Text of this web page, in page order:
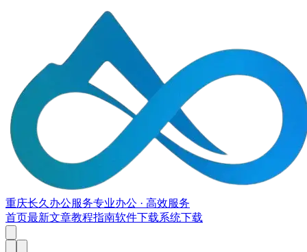
重庆长久办公服务专业办公 · 高效服务
首页最新文章教程指南软件下载系统下载